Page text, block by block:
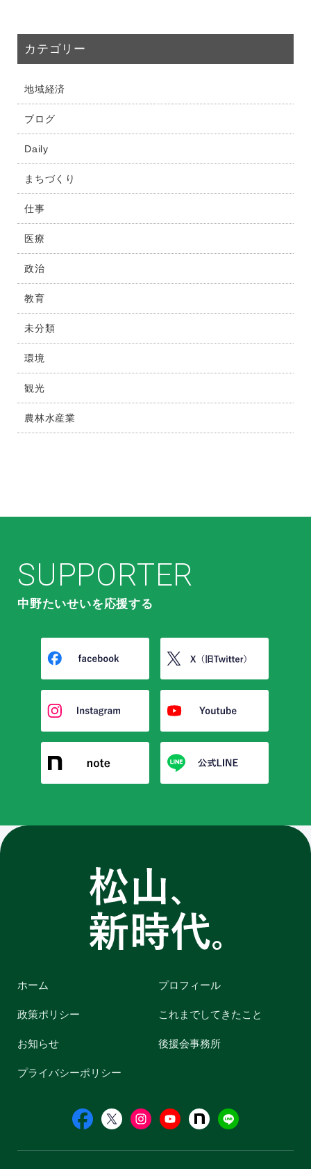
カテゴリー
地域経済
ブログ
Daily
まちづくり
仕事
医療
政治
教育
未分類
環境
観光
農林水産業
SUPPORTER
中野たいせいを応援する
ホーム プロフィール
政策ポリシー これまでしてきたこと
お知らせ 後援会事務所
プライバシーポリシー